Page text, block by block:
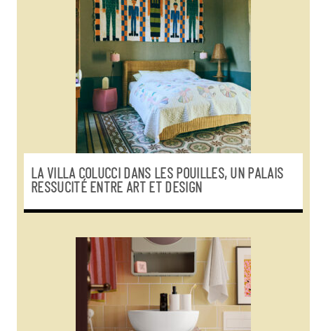
LA VILLA COLUCCI DANS LES POUILLES, UN PALAIS
RESSUCITÉ ENTRE ART ET DESIGN